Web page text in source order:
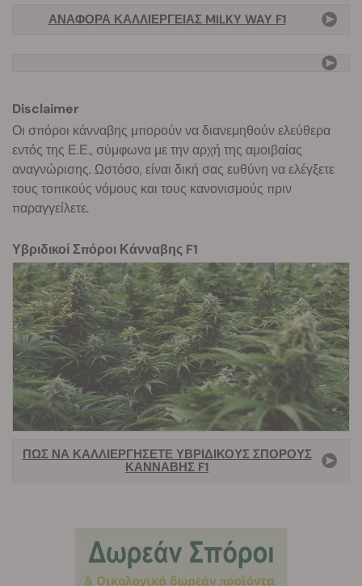
ΑΝΑΦΟΡΆ ΚΑΛΛΙΈΡΓΕΙΑΣ MILKY WAY F1
Disclaimer
Οι σπόροι κάνναβης μπορούν να διανεμηθούν ελεύθερα
εντός της Ε.Ε., σύμφωνα με την αρχή της αμοιβαίας
αναγνώρισης. Ωστόσο, είναι δική σας ευθύνη να ελέγξετε
τους τοπικούς νόμους και τους κανονισμούς πριν
παραγγείλετε.
Υβριδικοί Σπόροι Κάνναβης F1
ΠΏΣ ΝΑ ΚΑΛΛΙΕΡΓΉΣΕΤΕ ΥΒΡΙΔΙΚΟΎΣ ΣΠΌΡΟΥΣ
ΚΆΝΝΑΒΗΣ F1